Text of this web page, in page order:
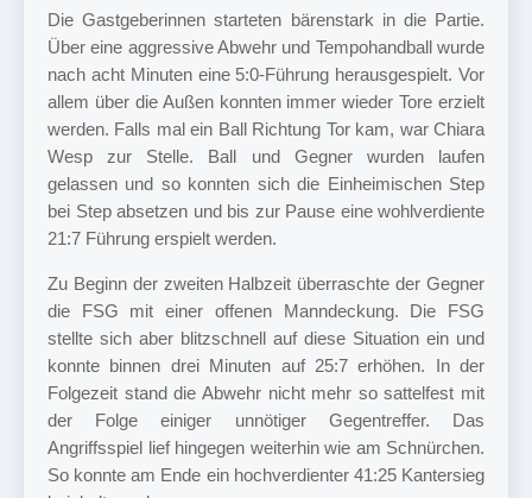
Die Gastgeberinnen starteten bärenstark in die Partie.
Über eine aggressive Abwehr und Tempohandball wurde
nach acht Minuten eine 5:0-Führung herausgespielt. Vor
allem über die Außen konnten immer wieder Tore erzielt
werden. Falls mal ein Ball Richtung Tor kam, war Chiara
Wesp zur Stelle. Ball und Gegner wurden laufen
gelassen und so konnten sich die Einheimischen Step
bei Step absetzen und bis zur Pause eine wohlverdiente
21:7 Führung erspielt werden.
Zu Beginn der zweiten Halbzeit überraschte der Gegner
die FSG mit einer offenen Manndeckung. Die FSG
stellte sich aber blitzschnell auf diese Situation ein und
konnte binnen drei Minuten auf 25:7 erhöhen. In der
Folgezeit stand die Abwehr nicht mehr so sattelfest mit
der Folge einiger unnötiger Gegentreffer. Das
Angriffsspiel lief hingegen weiterhin wie am Schnürchen.
So konnte am Ende ein hochverdienter 41:25 Kantersieg